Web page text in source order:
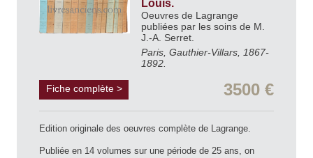
Louis.
Oeuvres de Lagrange
publiées par les soins de M.
J.-A. Serret.
Paris, Gauthier-Villars, 1867-
1892.
Fiche complète > 3500 €
Edition originale des oeuvres complète de Lagrange.
Publiée en 14 volumes sur une période de 25 ans, on